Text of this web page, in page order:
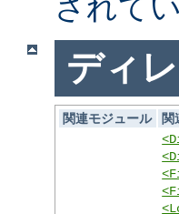
されて
ディ
関連モジュール
関